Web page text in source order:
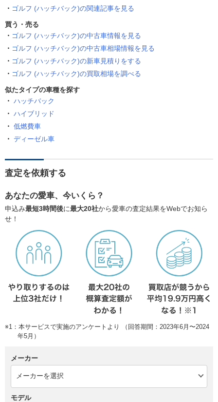
ゴルフ (ハッチバック)の関連記事を見る
買う・売る
ゴルフ (ハッチバック)の中古車情報を見る
ゴルフ (ハッチバック)の中古車相場情報を見る
ゴルフ (ハッチバック)の新車見積りをする
ゴルフ (ハッチバック)の買取相場を調べる
似たタイプの車種を探す
ハッチバック
ハイブリッド
低燃費車
ディーゼル車
査定を依頼する
あなたの愛車、今いくら？
申込み最短3時間後に最大20社から愛車の査定結果をWebでお知ら
せ！
※1：本サービスで実施のアンケートより （回答期間：2023年6月〜2024
年5月）
メーカー
モデル